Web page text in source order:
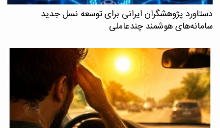
دستاورد پژوهشگران ایرانی برای توسعه نسل جدید
سامانه‌های هوشمند چندعاملی